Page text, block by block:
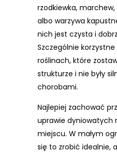
rzodkiewka,
albo warzywa
nich jest czysta i
Szczególnie
roślinach, które
strukturze i nie były
chorobami.
Najlepiej zachować
uprawie dyniowatych
miejscu. W małym
się to zrobić idealnie,